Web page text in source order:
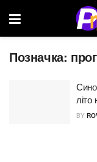
Позначка:
літо
BY